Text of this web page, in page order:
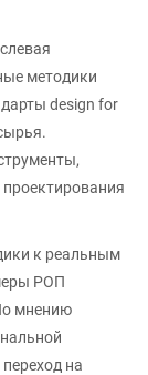
методики
design for
к реальным
РОП
мнению
на